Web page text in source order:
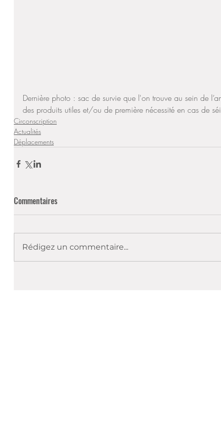
Dernière photo : sac de survie que l'on trouve au sein de
des produits utiles et/ou de première nécessité en cas de
Circonscription
Actualités
Déplacements
Commentaires
Rédigez un commentaire...